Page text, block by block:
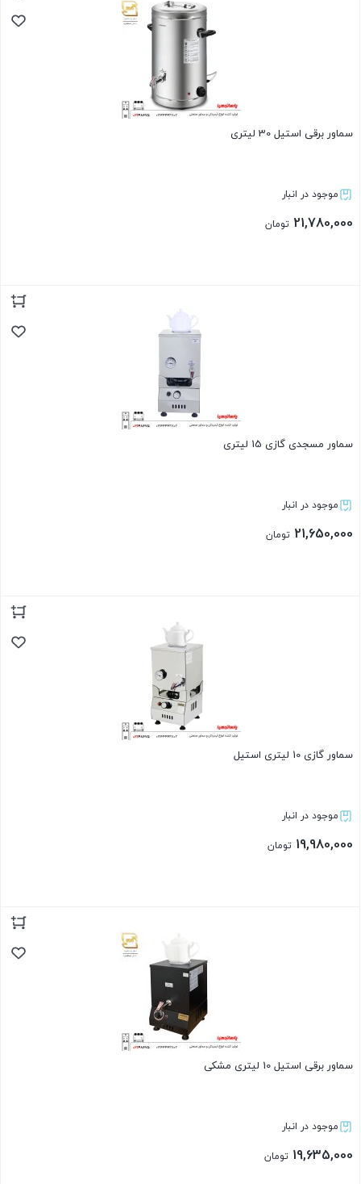
سماور برقی استیل 30 لیتری
موجود در انبار
21,780,000 تومان
سماور مسجدی گازی 15 لیتری
موجود در انبار
21,650,000 تومان
سماور گازی 10 لیتری استیل
موجود در انبار
19,980,000 تومان
سماور برقی استیل 10 لیتری مشکی
موجود در انبار
19,635,000 تومان